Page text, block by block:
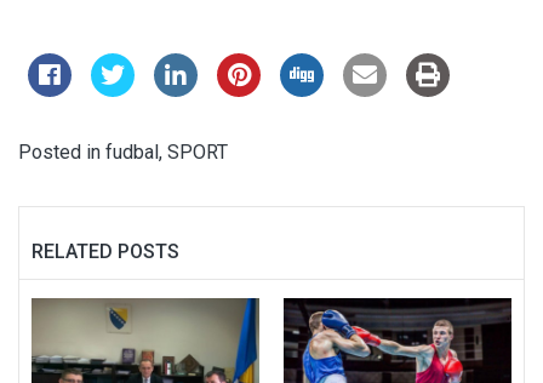
Posted in fudbal , SPORT
RELATED POSTS